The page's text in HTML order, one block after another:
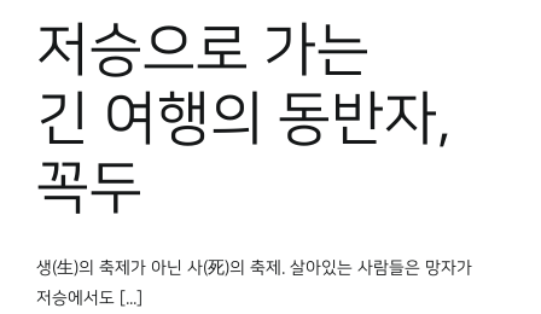
저승으로 가는
긴 여행의 동반자,
꼭두
생(生)의 축제가 아닌 사(死)의 축제. 살아있는 사람들은 망자가
저승에서도 [...]